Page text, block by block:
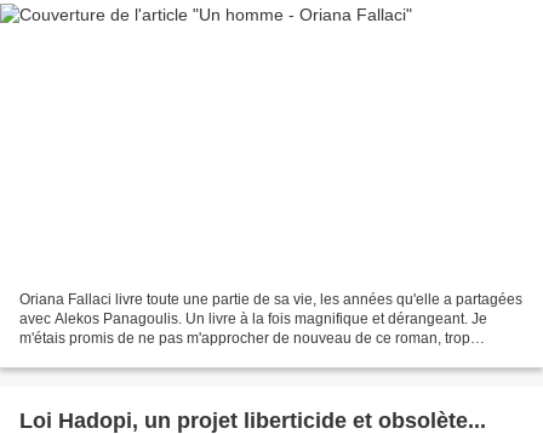
Oriana Fallaci livre toute une partie de sa vie, les années qu'elle a partagées
avec Alekos Panagoulis. Un livre à la fois magnifique et dérangeant. Je
m'étais promis de ne pas m'approcher de nouveau de ce roman, trop
Loi Hadopi, un projet liberticide et obsolète...